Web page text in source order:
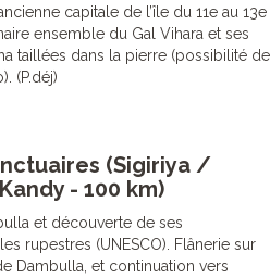
capitale de l’île du 11e au 13e
ensemble du Gal Vihara et ses
taillées dans la pierre (possibilité de
(P.déj)
(Sigiriya /
- 100 km)
et découverte de ses
rupestres (UNESCO). Flânerie sur
Dambulla, et continuation vers